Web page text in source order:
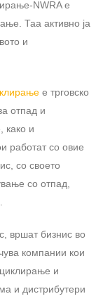
NWRA е
Таа активно ја
и
е трговско
отпад и
како и
работат со овие
со своето
со отпад,
вршат бизнис во
компании кои
и
и дистрибутери